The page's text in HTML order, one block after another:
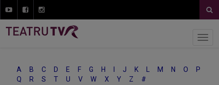
A B C D E F G H J K M N O
P
Q
R S T U V W X Y Z #